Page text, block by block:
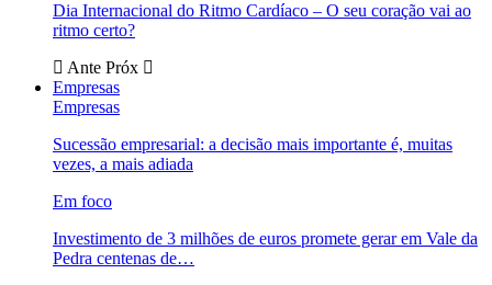
Dia Internacional do Ritmo Cardíaco – O seu coração vai ao
ritmo certo?
Ante Próx
Empresas
Empresas
Sucessão empresarial: a decisão mais importante é, muitas
vezes, a mais adiada
Em foco
Investimento de 3 milhões de euros promete gerar em Vale da
Pedra centenas de…